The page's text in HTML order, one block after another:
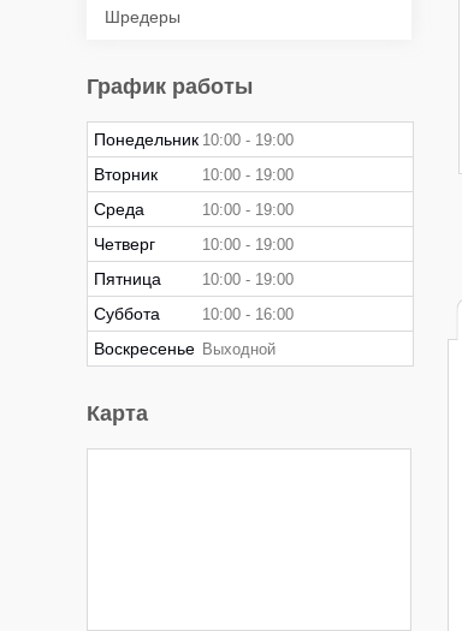
Шредеры
График работы
Понедельник 10:00 19:00
Вторник 10:00 19:00
Среда 10:00 19:00
Четверг 10:00 19:00
Пятница 10:00 19:00
Суббота 10:00 16:00
Воскресенье Выходной
Карта